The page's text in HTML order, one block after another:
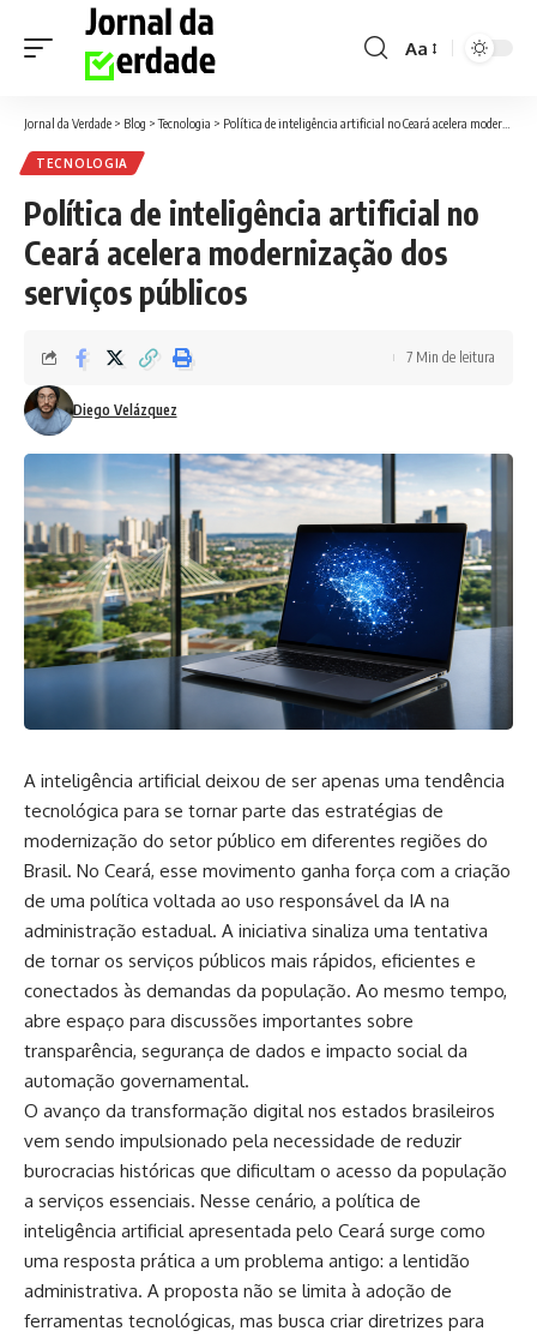
Font
Aa
Jornal da Verdade > Blog >Tecnologia > Política de inteligência artificial no Ceará acelera modernização dos serviços públicos
TECNOLOGIA
Política de inteligência artificial no
Ceará acelera modernização dos
serviços públicos
Diego Velázquez
7 Min de leitura
A inteligência artificial deixou de ser apenas uma tendência
tecnológica para se tornar parte das estratégias de
modernização do setor público em diferentes regiões do
Brasil. No Ceará, esse movimento ganha força com a criação
de uma política voltada ao uso responsável da IA na
administração estadual. A iniciativa sinaliza uma tentativa
de tornar os serviços públicos mais rápidos, eficientes e
conectados às demandas da população. Ao mesmo tempo,
abre espaço para discussões importantes sobre
transparência, segurança de dados e impacto social da
automação governamental.
O avanço da transformação digital nos estados brasileiros
vem sendo impulsionado pela necessidade de reduzir
burocracias históricas que dificultam o acesso da população
a serviços essenciais. Nesse cenário, a política de
inteligência artificial apresentada pelo Ceará surge como
uma resposta prática a um problema antigo: a lentidão
administrativa. A proposta não se limita à adoção de
ferramentas tecnológicas, mas busca criar diretrizes para